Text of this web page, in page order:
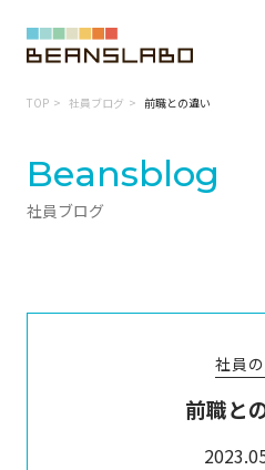
TOP 社員ブログ 前職との違い
Beansblog
社員ブログ
社員
前職と